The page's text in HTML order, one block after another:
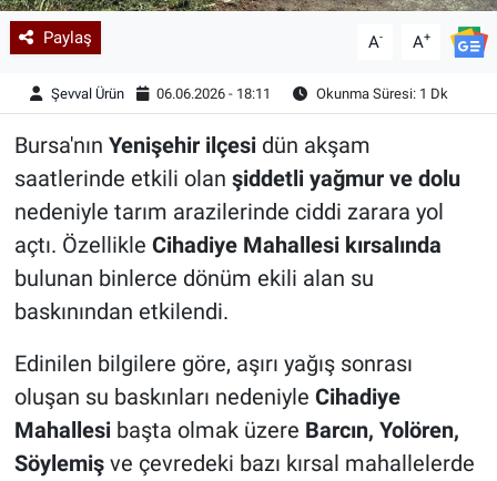
Paylaş A- A+
Şevval Ürün 06.06.2026 - 18:11 Okunma Süresi: 1 Dk
Bursa'nın Yenişehir ilçesidün akşam
saatlerinde etkili olan şiddetli yağmur ve dolu
nedeniyle tarım arazilerinde ciddi zarara yol
açtı. Özellikle Cihadiye Mahallesi kırsalında
bulunan binlerce dönüm ekili alan su
baskınından etkilendi.
Edinilen bilgilere göre, aşırı yağış sonrası
oluşan su baskınları nedeniyle Cihadiye
Mahallesibaşta olmak üzere Barcın, Yolören,
Söylemişve çevredeki bazı kırsal mahallelerde
Astroloji-Rüya